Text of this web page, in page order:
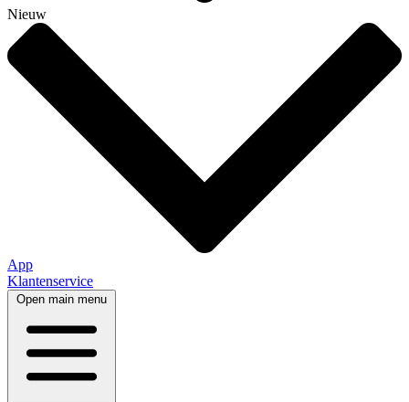
Nieuw
App
Klantenservice
Open main menu